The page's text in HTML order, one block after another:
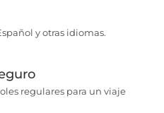
y otras idiomas.
regulares para un viaje